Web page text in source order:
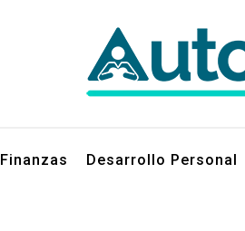
Finanzas Desarrollo Personal